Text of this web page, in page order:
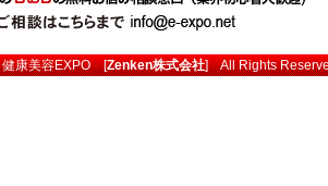
健康美容EXPO[Zenken株式会社] All Rights